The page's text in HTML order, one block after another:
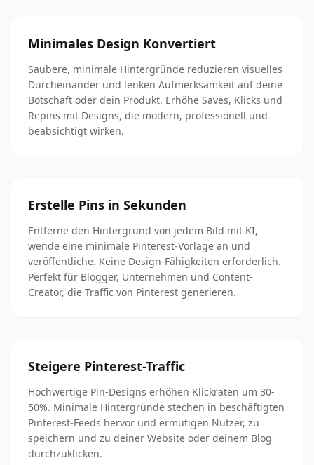
Minimales Design Konvertiert
Saubere, minimale Hintergründe reduzieren visuelles
Durcheinander und lenken Aufmerksamkeit auf deine
Botschaft oder dein Produkt. Erhöhe Saves, Klicks und
Repins mit Designs, die modern, professionell und
beabsichtigt wirken.
Erstelle Pins in Sekunden
Entferne den Hintergrund von jedem Bild mit KI,
wende eine minimale Pinterest-Vorlage an und
veröffentliche. Keine Design-Fähigkeiten erforderlich.
Perfekt für Blogger, Unternehmen und Content-
Creator, die Traffic von Pinterest generieren.
Steigere Pinterest-Traffic
Hochwertige Pin-Designs erhöhen Klickraten um 30-
50%. Minimale Hintergründe stechen in beschäftigten
Pinterest-Feeds hervor und ermutigen Nutzer, zu
speichern und zu deiner Website oder deinem Blog
durchzuklicken.